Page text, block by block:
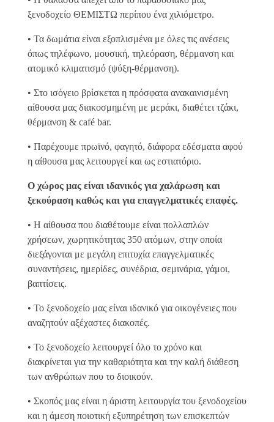
ξενοδοχείο ΘΕΜΙΣΤΩ περίπου ένα χιλιόμετρο.
• Τα δωμάτια είναι εξοπλισμένα με όλες τις ανέσεις
όπως τηλέφωνο, μουσική, τηλεόραση, θέρμανση και
ατομικό κλιματισμό (ψύξη-θέρμανση).
• Στο ισόγειο βρίσκεται η πρόσφατα ανακαινισμένη
αίθουσα μας διακοσμημένη με μεράκι, διαθέτει τζάκι,
θέρμανση & café bar.
• Παρέχουμε πρωϊνό, φαγητό, διάφορα εδέσματα αφού
η αίθουσα μας λειτουργεί και ως εστιατόριο.
Ο χώρος μας είναι ιδανικός για χαλάρωση και
ξεκούραση καθώς και για επαγγελματικές επαφές.
• Η αίθουσα που διαθέτουμε είναι πολλαπλών
χρήσεων, χωρητικότητας 350 ατόμων, στην οποία
διεξάγονται με μεγάλη επιτυχία επαγγελματικές
συναντήσεις, ημερίδες, συνέδρια, σεμινάρια, γάμοι,
βαπτίσεις.
• Το ξενοδοχείο μας είναι ιδανικό για οικογένειες που
αναζητούν αξέχαστες διακοπές.
• Το ξενοδοχείο λειτουργεί όλο το χρόνο και
διακρίνεται για την καθαριότητα και την καλή διάθεση
των ανθρώπων που το διοικούν.
• Σκοπός μας είναι η άριστη λειτουργία του ξενοδοχείου
και η άμεση ποιοτική εξυπηρέτηση των επισκεπτών